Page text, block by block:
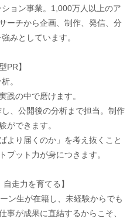
ョン事業。1,000万人以上のア
ーチから企画、制作、発信、分
みとしています。
PR】
。
践の中で磨けます。
、公開後の分析まで担当。制作
ができます。
より届くのか」を考え抜くこと
プット力が身につきます。
走力を育てる】
ン生が在籍し、未経験からでも
事が成果に直結するからこそ、